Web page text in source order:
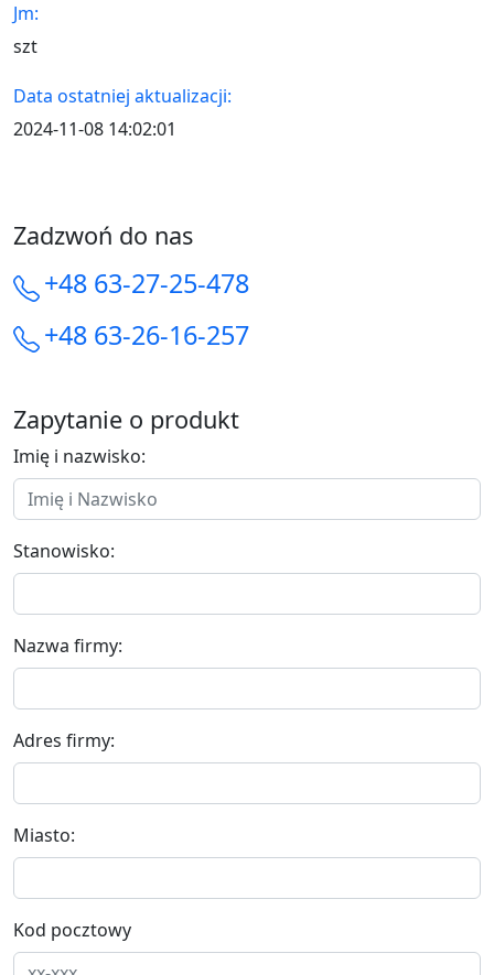
Jm:
szt
Data ostatniej aktualizacji:
2024-11-08 14:02:01
Zadzwoń do nas
+48 63-27-25-478
+48 63-26-16-257
Zapytanie o produkt
Imię i nazwisko:
Stanowisko:
Nazwa firmy:
Adres firmy:
Miasto:
Kod pocztowy